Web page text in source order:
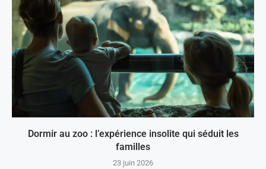
Dormir au zoo : l’expérience insolite qui séduit les
familles
23 juin 2026